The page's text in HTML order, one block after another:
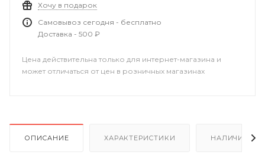
Хочу в подарок
Самовывоз сегодня - бесплатно
Доставка - 500 ₽
Цена действительна только для интернет-магазина и
может отличаться от цен в розничных магазинах
ОПИСАНИЕ ХАРАКТЕРИСТИКИ НАЛИЧИЕ В